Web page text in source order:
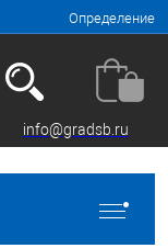
Определение
info@gradsb.ru